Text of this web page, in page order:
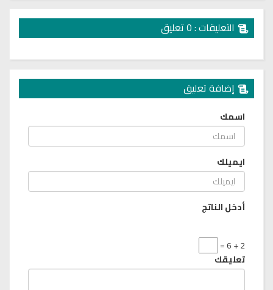
التعليقات : 0 تعليق
إضافة تعليق
اسمك
ايميلك
أدخل الناتج
2 + 6 =
تعليقك